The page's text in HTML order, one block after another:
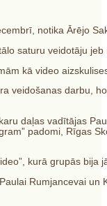
notika Ārējo
saturu veidotāju
kā video
veidošanas darbu,
daļas vadītājas
padomi, Rīgas
kurā grupās bija
Rumjancevai